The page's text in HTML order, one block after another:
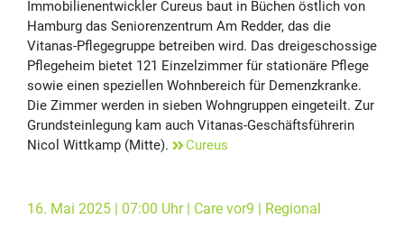
Immobilienentwickler Cureus baut in Büchen östlich von
Hamburg das Seniorenzentrum Am Redder, das die
Vitanas-Pflegegruppe betreiben wird. Das dreigeschossige
Pflegeheim bietet 121 Einzelzimmer für stationäre Pflege
sowie einen speziellen Wohnbereich für Demenzkranke.
Die Zimmer werden in sieben Wohngruppen eingeteilt. Zur
Grundsteinlegung kam auch Vitanas-Geschäftsführerin
Nicol Wittkamp (Mitte).
Cureus
16. Mai 2025 | 07:00 Uhr | Care vor9 | Regional